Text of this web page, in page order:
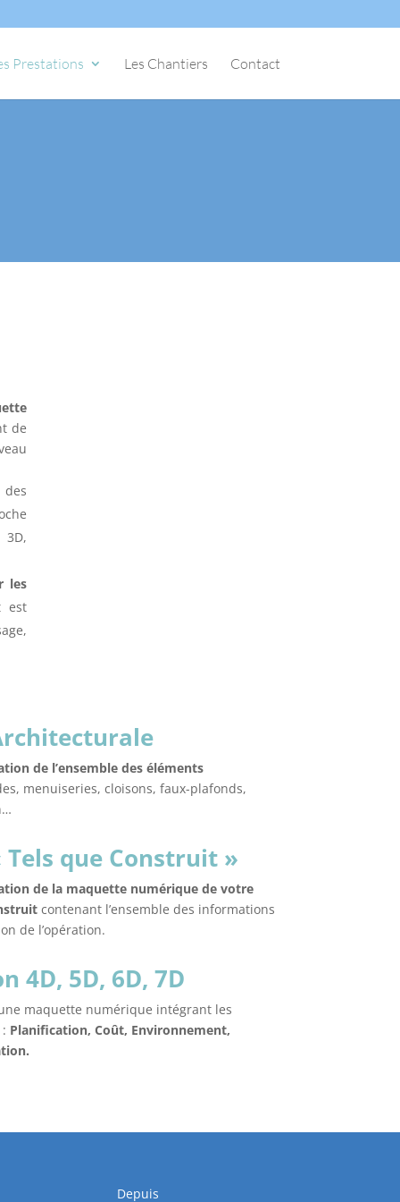
Prestations Les Chantiers Contact
de
des
les
est
de l’ensemble des éléments
menuiseries, cloisons, faux-plafonds,
que Construit »
de la maquette numérique de votre
contenant l’ensemble des informations
de l’opération.
4D, 5D, 6D, 7D
maquette numérique intégrant les
Planification, Coût, Environnement,
Depuis